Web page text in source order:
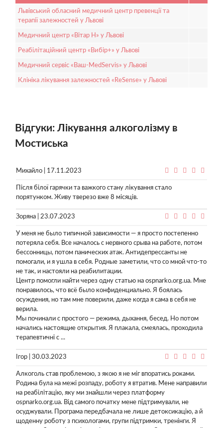
Львівський обласний медичний центр превенції та
терапії залежностей у Львові
Медичний центр «Вітар Н» у Львові
Реабілітаційний центр «Вибір+» у Львові
Медичний сервіс «Ваш-MedServis» у Львові
Клініка лікування залежностей «ReSense» у Львові
Відгуки: Лікування алкоголізму в
Мостиська
Михайло | 17.11.2023
Після білої гарячки та важкого стану лікування стало
порятунком. Живу тверезо вже 8 місяців.
Зоряна | 23.07.2023
У меня не было типичной зависимости — я просто постепенно
потеряла себя. Все началось с нервного срыва на работе, потом
бессонницы, потом панических атак. Антидепрессанты не
помогали, и я ушла в себя. Родные заметили, что со мной что-то
не так, и настояли на реабилитации.
Центр помогли найти через одну статью на ospnarko.org.ua. Мне
понравилось, что всё было конфиденциально. Я боялась
осуждения, но там мне поверили, даже когда я сама в себя не
верила.
Мы починали с простого — режима, дыхання, бесед. Но потом
начались настоящие открытия. Я плакала, смеялась, проходила
терапевтичні с ...
Ігор | 30.03.2023
Алкоголь став проблемою, з якою я не міг впоратись роками.
Родина була на межі розпаду, роботу я втратив. Мене направили
на реабілітацію, яку ми знайшли через платформу
ospnarko.org.ua. Від самого початку мене підтримували, не
осуджували. Програма передбачала не лише детоксикацію, а й
щоденну роботу з психологами, групи підтримки, тренінги. Я